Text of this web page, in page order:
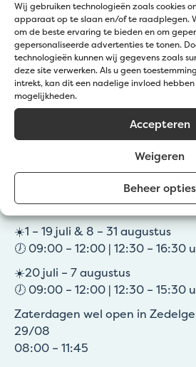
Wij gebruiken technologieën zoals cookies
apparaat op te slaan en/of te raadplegen.
om de beste ervaring te bieden en om
gepersonaliseerde advertenties te tonen.
technologieën kunnen wij gegevens zoals
deze site verwerken. Als u geen
intrekt, kan dit een nadelige invloed
mogelijkheden.
Accepteren
Weigeren
Beheer opties
Klantendienst
info@jatu.be
Zomeruren:
☀️1 – 19 juli & 8 – 31 augustus
🕖 09:00 – 12:00 | 12:30 – 16:30
☀️20 juli – 7 augustus
🕖 09:00 – 12:00 | 12:30 – 15:30
Zaterdagen wel open in
29/08
08:00 – 11:45